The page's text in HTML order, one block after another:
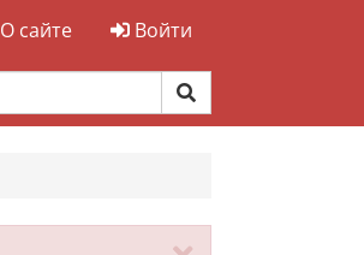
О сайте Войти